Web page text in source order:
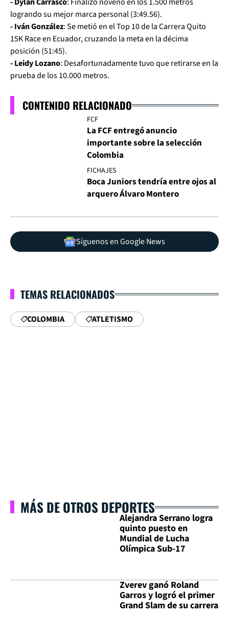
logrando su mejor marca personal (3:49.56).
- Iván González: Se metió en el Top 10 de la Carrera Quito
15K Race en Ecuador, cruzando la meta en la décima
posición (51:45).
- Leidy Lozano: Desafortunadamente tuvo que retirarse en la
prueba de los 10.000 metros.
CONTENIDO RELACIONADO
FCF
La FCF entregó anuncio
importante sobre la selección
Colombia
FICHAJES
Boca Juniors tendría entre ojos al
arquero Álvaro Montero
Síguenos en Google News
TEMAS RELACIONADOS
COLOMBIA ATLETISMO
MÁS DE OTROS DEPORTES
Alejandra Serrano logra
quinto puesto en
Mundial de Lucha
Olímpica Sub-17
Zverev ganó Roland
Garros y logró el primer
Grand Slam de su carrera